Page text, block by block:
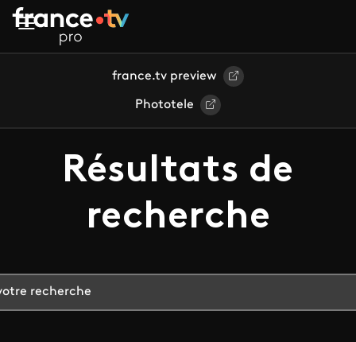
Aller au contenu principal
france.tv preview
Phototele
Résultats de
recherche